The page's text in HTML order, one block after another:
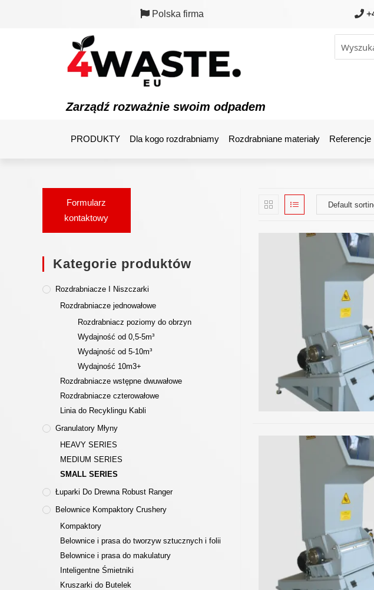
Polska firma
Zarządź rozważnie swoim odpadem
PRODUKTY Dla kogo rozdrabniamy Rozdrabniane materiały Referencje
Formularz
kontaktowy
Kategorie produktów
Rozdrabniacze I Niszczarki
Rozdrabniacze jednowałowe
Rozdrabniacz poziomy do obrzyn
Wydajność od 0,5-5m³
Wydajność od 5-10m³
Wydajność 10m3+
Rozdrabniacze wstępne dwuwałowe
Rozdrabniacze czterowałowe
Linia do Recyklingu Kabli
Granulatory Młyny
HEAVY SERIES
MEDIUM SERIES
SMALL SERIES
Łuparki Do Drewna Robust Ranger
Belownice Kompaktory Crushery
Kompaktory
Belownice i prasa do tworzyw sztucznych i folii
Belownice i prasa do makulatury
Inteligentne Śmietniki
Kruszarki do Butelek